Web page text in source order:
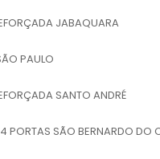
JABAQUARA
PAULO
SANTO ANDRÉ
PORTAS SÃO BERNARDO DO